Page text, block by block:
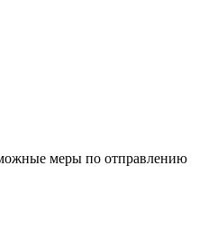
меры по отправлению